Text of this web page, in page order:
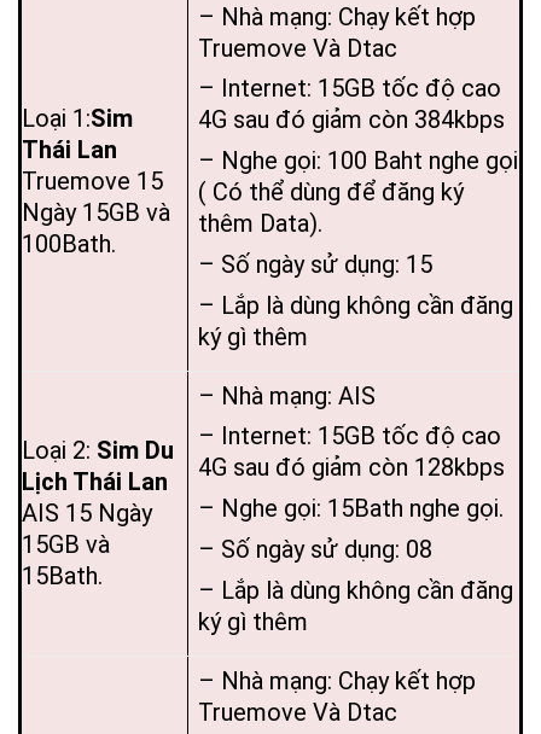
Loại 1:Sim
Thái Lan
Truemove 15
Ngày 15GB và
100Bath.
– Nhà mạng: Chạy kết hợp
Truemove Và Dtac
– Internet: 15GB tốc độ cao
4G sau đó giảm còn 384kbps
– Nghe gọi: 100 Baht nghe gọi
( Có thể dùng để đăng ký
thêm Data).
– Số ngày sử dụng: 15
– Lắp là dùng không cần đăng
ký gì thêm
Loại 2: Sim Du
Lịch Thái Lan
AIS 15 Ngày
15GB và
15Bath.
– Nhà mạng: AIS
– Internet: 15GB tốc độ cao
4G sau đó giảm còn 128kbps
– Nghe gọi: 15Bath nghe gọi.
– Số ngày sử dụng: 08
– Lắp là dùng không cần đăng
ký gì thêm
– Nhà mạng: Chạy kết hợp
Truemove Và Dtac